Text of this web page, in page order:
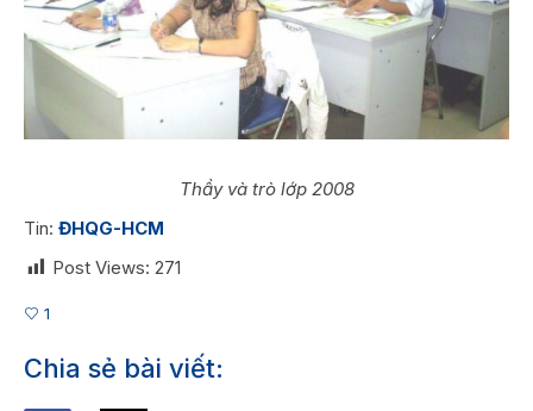
Thầy và trò lớp 2008
Tin: ĐHQG-HCM
Post Views: 271
1
Chia sẻ bài viết: